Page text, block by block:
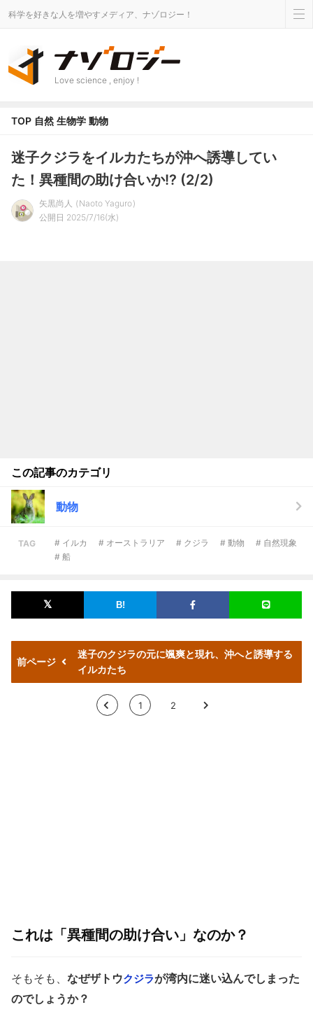
科学を好きな人を増やすメディア、ナゾロジー！
Love science , enjoy !
TOP 自然 生物学 動物
迷子クジラをイルカたちが沖へ誘導してい
た！異種間の助け合いか!? (2/2)
矢黒尚人
Naoto Yaguro
公開日 2025/7/16(水)
この記事のカテゴリ
動物
TAG # イルカ # オーストラリア # クジラ # 動物
# 自然現象
# 船
前ページ
迷子のクジラの元に颯爽と現れ、沖へと誘導する
イルカたち
< 1 2 >
これは「異種間の助け合い」なのか？
そもそも、 なぜザトウクジラが湾内に迷い込んでしまった
のでしょうか？